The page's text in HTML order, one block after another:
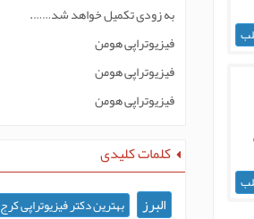
به زودی تکمیل خواهد شد…….
فیزیوتراپی هومن
فیزیوتراپی هومن
فیزیوتراپی هومن
کلمات کلیدی
البرز بهترین دکتر فیزیوتراپی کرج